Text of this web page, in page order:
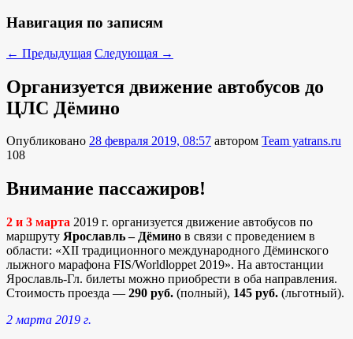
Навигация по записям
← Предыдущая Следующая →
Организуется движение автобусов до
ЦЛС Дёмино
Опубликовано 28 февраля 2019, 08:57 автором Team yatrans.ru
108
Внимание пассажиров!
2 и 3 марта 2019 г. организуется движение автобусов по
маршруту Ярославль – Дёмино в связи с проведением в
области: «XII традиционного международного Дёминского
лыжного марафона FIS/Worldloppet 2019». На автостанции
Ярославль-Гл. билеты можно приобрести в оба направления.
Стоимость проезда — 290 руб. (полный), 145 руб. (льготный).
2 марта 2019 г.